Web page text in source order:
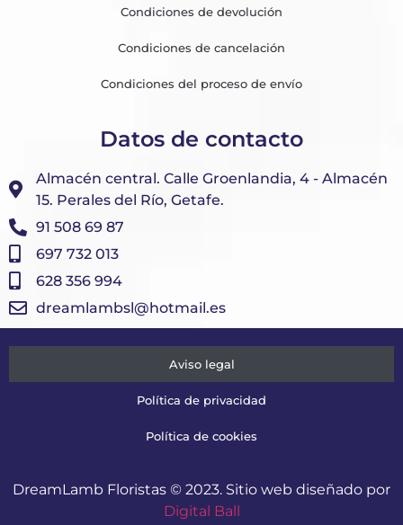
Condiciones de devolución
Condiciones de cancelación
Condiciones del proceso de envío
Datos de contacto
Almacén central. Calle Groenlandia, 4 - Almacén
15. Perales del Río, Getafe.
91 508 69 87
697 732 013
628 356 994
dreamlambsl@hotmail.es
Aviso legal
Política de privacidad
Política de cookies
DreamLamb Floristas © 2023. Sitio web diseñado por
Digital Ball